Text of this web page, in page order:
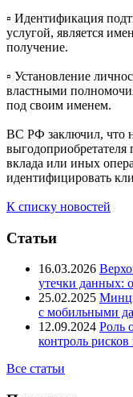
▫️ Идентификация
услугой, является
получение.
▫️ Установление
властными
под своим именем.
ВС РФ заключил, что
вклада или иных
идентифицировать
К списку новостей
Статьи
16.03.2026
утечки данных:
25.02.2025
с мобильными
12.09.2024 Роль
контроль
Все статьи